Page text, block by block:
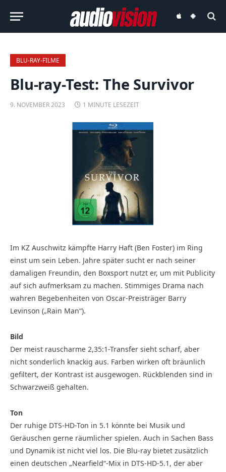
audiovisionaudiovision
BLU-RAY-FILME
Blu-ray-Test: The Survivor
9. NOVEMBER 2023 1 MINUTE LESEZEIT
Im KZ Auschwitz kämpfte Harry Haft (Ben Foster) im Ring
einst um sein Leben. Jahre später sucht er nach seiner
damaligen Freundin, den Boxsport nutzt er, um mit Publicity
auf sich aufmerksam zu machen. Stimmiges Drama nach
wahren Begebenheiten von Oscar-Preisträger Barry
Levinson („Rain Man“).
Bild
Der meist rauscharme 2,35:1-Transfer sieht scharf, aber
nicht sonderlich knackig aus. Farben wirken oft bräunlich
gefiltert, der Kontrast ist ausgewogen. Rückblenden sind in
Schwarzweiß gehalten.
Ton
Der ruhige DTS-HD-Ton in 5.1 könnte bei Musik und
Geräuschen gerne räumlicher spielen. Auch in Sachen Bass
und Dynamik ist nicht viel los. Die Blu-ray bietet zusätzlich
einen deutschen „Nearfield“-Mix in DTS-HD-5.1, der aber